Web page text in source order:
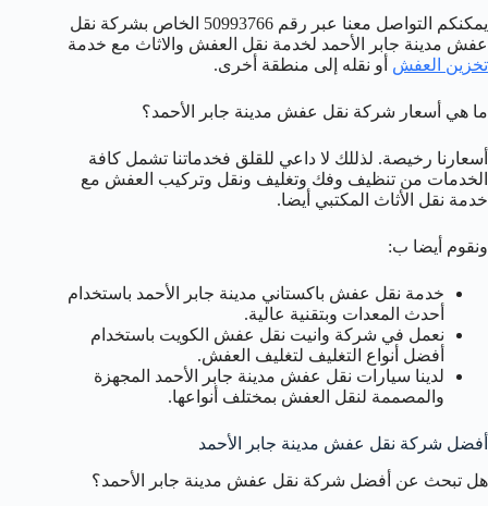
يمكنكم التواصل معنا عبر رقم 50993766 الخاص بشركة نقل
عفش مدينة جابر الأحمد لخدمة نقل العفش والاثاث مع خدمة
تخزين العفش أو نقله إلى منطقة أخرى.
ما هي أسعار شركة نقل عفش مدينة جابر الأحمد؟
أسعارنا رخيصة. لذللك لا داعي للقلق فخدماتنا تشمل كافة
الخدمات من تنظيف وفك وتغليف ونقل وتركيب العفش مع
خدمة نقل الأثاث المكتبي أيضا.
ونقوم أيضا ب:
خدمة نقل عفش باكستاني مدينة جابر الأحمد باستخدام
أحدث المعدات وبتقنية عالية.
نعمل في شركة وانيت نقل عفش الكويت باستخدام
أفضل أنواع التغليف لتغليف العفش.
لدينا سيارات نقل عفش مدينة جابر الأحمد المجهزة
والمصممة لنقل العفش بمختلف أنواعها.
أفضل شركة نقل عفش مدينة جابر الأحمد
هل تبحث عن أفضل شركة نقل عفش مدينة جابر الأحمد؟